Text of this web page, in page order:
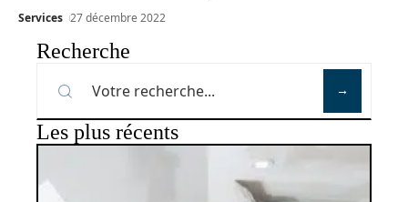
Services 27 décembre 2022
Recherche
Les plus récents